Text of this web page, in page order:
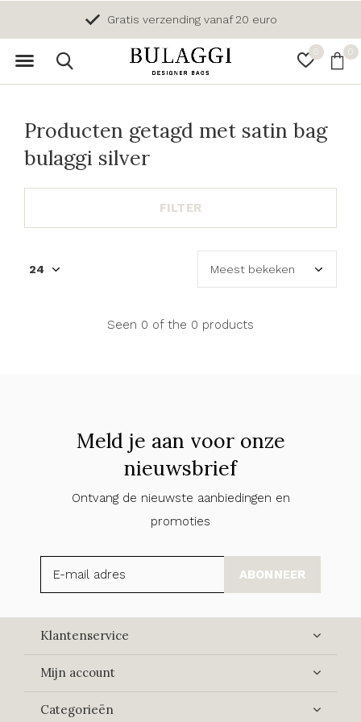
0 0
Gratis verzending vanaf 20 euro
Producten getagd met satin bag
bulaggi silver
FILTER
Seen 0 of the 0 products
Meld je aan voor onze
nieuwsbrief
Ontvang de nieuwste aanbiedingen en
promoties
ABONNEER
Klantenservice
Mijn account
Categorieën